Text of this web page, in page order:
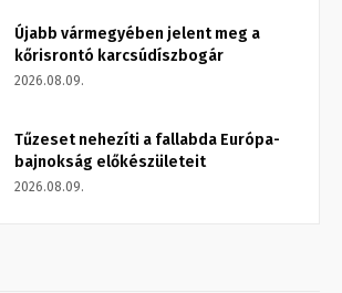
Újabb vármegyében jelent meg a
kőrisrontó karcsúdíszbogár
2026.08.09.
Tűzeset nehezíti a fallabda Európa-
bajnokság előkészületeit
2026.08.09.